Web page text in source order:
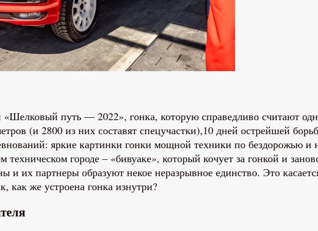
«Шелковый путь — 2022», гонка, которую справедливо считают
(и 2800 из них составят спецучастки),10 дней острейшей
яркие картинки гонки мощной техники по бездорожью и
городе – «бивуаке», который кочует за гонкой и
и их партнеры образуют некое неразрывное единство. Это
как же устроена гонка изнутри?